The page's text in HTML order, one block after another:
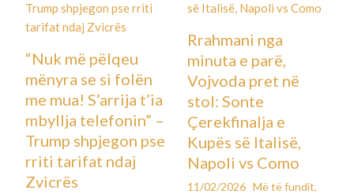
“Nuk më pëlqeu
mënyra se si folën
me mua! S’arrija t’ia
mbyllja telefonin” –
Trump shpjegon pse
rriti tarifat ndaj
Zvicrës
Rrahmani nga
minuta e parë,
Vojvoda pret në
stol: Sonte
Çerekfinalja e
Kupës së Italisë,
Napoli vs Como
11/02/2026 Më të fundit,